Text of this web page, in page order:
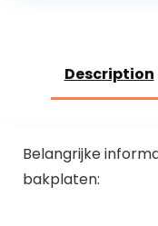
Description
Belangrijke
bakplaten: